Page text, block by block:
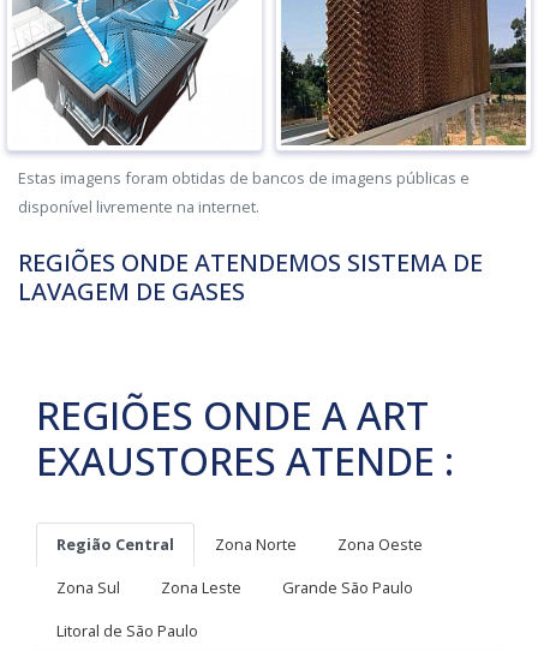
Estas imagens foram obtidas de bancos de imagens públicas e
disponível livremente na internet.
REGIÕES ONDE ATENDEMOS SISTEMA DE
LAVAGEM DE GASES
REGIÕES ONDE A ART
EXAUSTORES ATENDE :
Região Central Zona Norte
Zona Oeste
Zona Sul
Zona Leste
Grande São Paulo
Litoral de São Paulo